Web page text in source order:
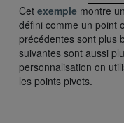
Cet exemple montre
défini comme un point
précédentes sont plus
suivantes sont aussi
personnalisation on
les points pivots.